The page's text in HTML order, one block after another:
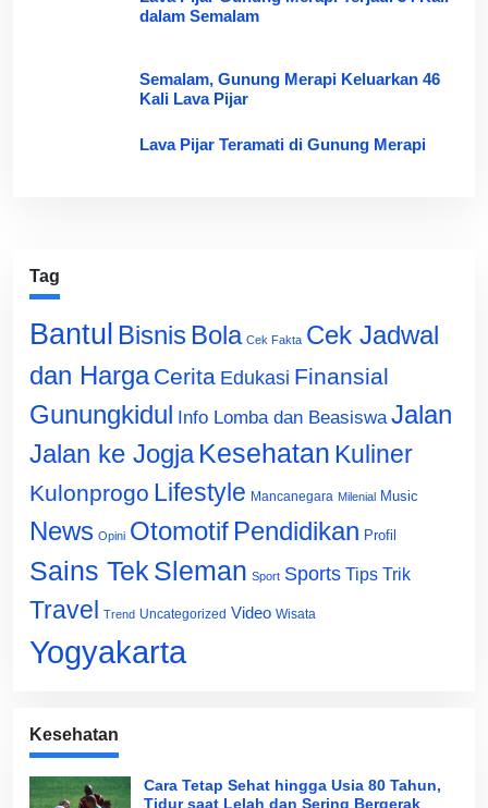
dalam Semalam
Semalam, Gunung Merapi Keluarkan 46
Kali Lava Pijar
Lava Pijar Teramati di Gunung Merapi
Tag
Bantul Bisnis Bola Cek Fakta Cek Jadwal
dan Harga Cerita Edukasi Finansial
Gunungkidul Info Lomba dan Beasiswa Jalan
Jalan ke Jogja Kesehatan Kuliner
Kulonprogo Lifestyle Mancanegara Milenial Music
News Opini Otomotif Pendidikan Profil
Sains Tek Sleman Sport Sports Tips Trik
Travel Trend Uncategorized Video Wisata
Yogyakarta
Kesehatan
Cara Tetap Sehat hingga Usia 80 Tahun,
Tidur saat Lelah dan Sering Bergerak